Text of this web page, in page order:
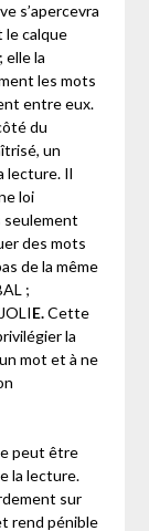
s’apercevra
le calque
elle la
les mots
entre eux.
du
un
lecture. Il
loi
seulement
des mots
de la même
;
E.Cette
la
mot et à ne
peut être
la lecture.
sur
rend pénible